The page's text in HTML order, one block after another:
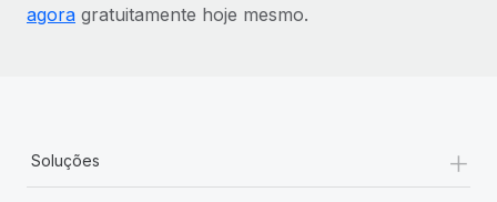
agora gratuitamente hoje mesmo.
Soluções +